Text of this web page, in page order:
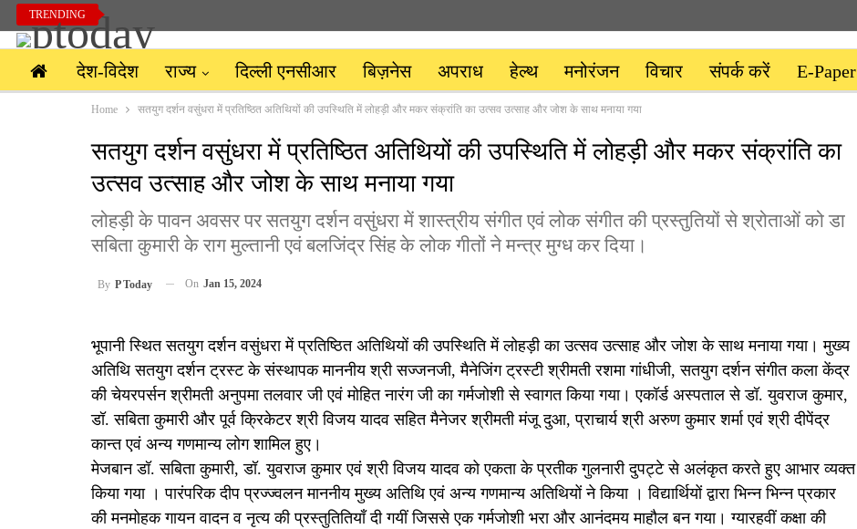
TRENDING
देश-विदेश राज्य दिल्ली एनसीआर बिज़नेस अपराध हेल्थ मनोरंजन विचार संपर्क करें E-Paper
Home सतयुग दर्शन वसुंधरा में प्रतिष्ठित अतिथियों की उपस्थिति में लोहड़ी और मकर संक्रांति का उत्सव उत्साह और जोश के साथ मनाया गया
सतयुग दर्शन वसुंधरा में प्रतिष्ठित अतिथियों की उपस्थिति में लोहड़ी और मकर संक्रांति का
उत्सव उत्साह और जोश के साथ मनाया गया
लोहड़ी के पावन अवसर पर सतयुग दर्शन वसुंधरा में शास्त्रीय संगीत एवं लोक संगीत की प्रस्तुतियों से श्रोताओं को डा
सबिता कुमारी के राग मुल्तानी एवं बलजिंद्र सिंह के लोक गीतों ने मन्त्र मुग्ध कर दिया।
By P Today On Jan 15, 2024
भूपानी स्थित सतयुग दर्शन वसुंधरा में प्रतिष्ठित अतिथियों की उपस्थिति में लोहड़ी का उत्सव उत्साह और जोश के साथ मनाया गया। मुख्य
अतिथि सतयुग दर्शन ट्रस्ट के संस्थापक माननीय श्री सज्जनजी, मैनेजिंग ट्रस्टी श्रीमती रशमा गांधीजी, सतयुग दर्शन संगीत कला केंद्र
की चेयरपर्सन श्रीमती अनुपमा तलवार जी एवं मोहित नारंग जी का गर्मजोशी से स्वागत किया गया। एकॉर्ड अस्पताल से डॉ. युवराज कुमार,
डॉ. सबिता कुमारी और पूर्व क्रिकेटर श्री विजय यादव सहित मैनेजर श्रीमती मंजू दुआ, प्राचार्य श्री अरुण कुमार शर्मा एवं श्री दीपेंद्र
कान्त एवं अन्य गणमान्य लोग शामिल हुए।
मेजबान डॉ. सबिता कुमारी, डॉ. युवराज कुमार एवं श्री विजय यादव को एकता के प्रतीक गुलनारी दुपट्टे से अलंकृत करते हुए आभार व्यक्त
किया गया । पारंपरिक दीप प्रज्ज्वलन माननीय मुख्य अतिथि एवं अन्य गणमान्य अतिथियों ने किया । विद्यार्थियों द्वारा भिन्न भिन्न प्रकार
की मनमोहक गायन वादन व नृत्य की प्रस्तुतितियाँ दी गयीं जिससे एक गर्मजोशी भरा और आनंदमय माहौल बन गया। ग्यारहवीं कक्षा की